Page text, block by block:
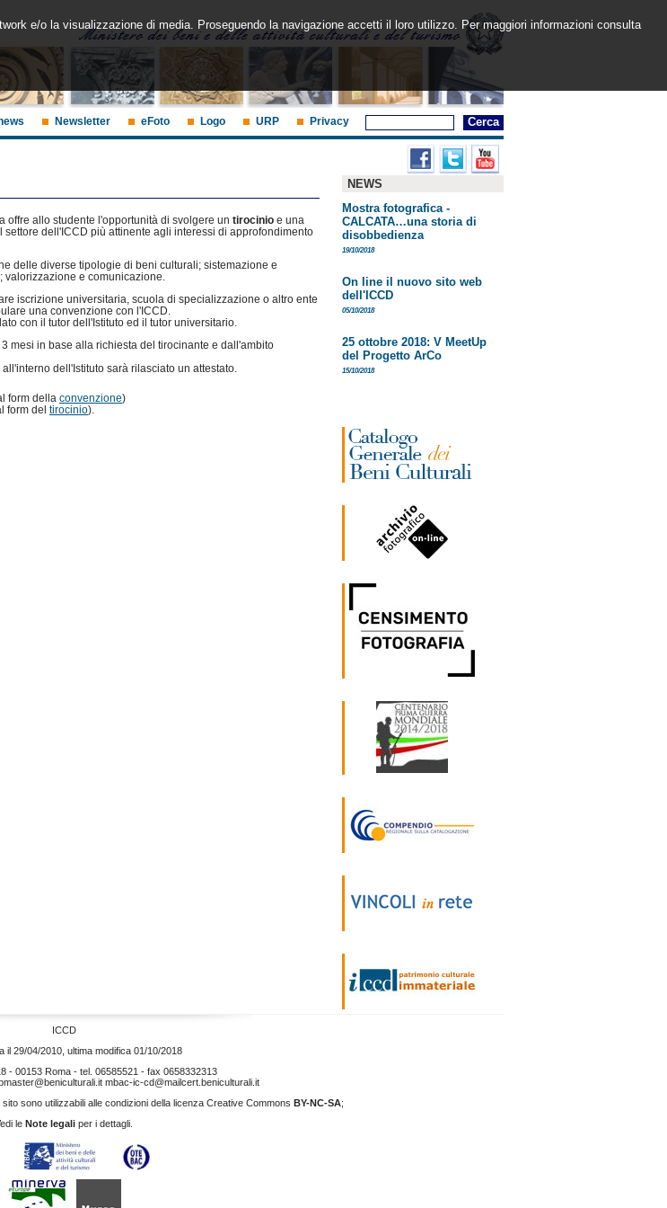
e/o la visualizzazione di media. Proseguendo la navigazione accetti il loro utilizzo. Per maggiori informazioni consulta
Newsletter eFoto Logo URP Privacy
NEWS
Mostra fotografica -
CALCATA…una storia di
disobbedienza
19/10/2018
On line il nuovo sito web
dell'ICCD
05/10/2018
25 ottobre 2018: V MeetUp
del Progetto ArCo
15/10/2018
offre allo studente l'opportunità di svolgere un tirocinio e una
settore dell'ICCD più attinente agli interessi di approfondimento
delle diverse tipologie di beni culturali; sistemazione e
e comunicazione.
iscrizione universitaria, scuola di specializzazione o altro ente
una convenzione con l'ICCD.
con il tutor dell'Istituto ed il tutor universitario.
3 mesi in base alla richiesta del tirocinante e dall'ambito
dell'Istituto sarà rilasciato un attestato.
form della convenzione)
del tirocinio).
ICCD
il 29/04/2010, ultima modifica 01/10/2018
- 00153 Roma - tel. 06585521 - fax 0658332313
mbac-ic-cd@mailcert.beniculturali.it
sono utilizzabili alle condizioni della licenza Creative Commons BY-NC-SA;
le Note legali per i dettagli.